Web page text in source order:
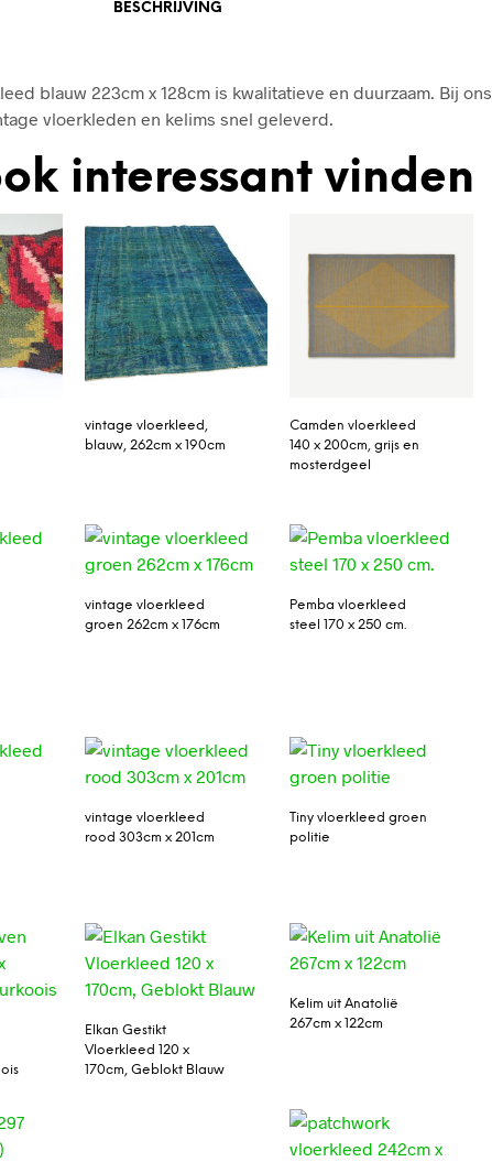
BESCHRIJVING
blauw 223cm x 128cm is kwalitatieve en duurzaam. Bij ons
vloerkleden en kelims snel geleverd.
interessant vinden
vintage vloerkleed,
blauw, 262cm x 190cm
Camden vloerkleed
140 x 200cm, grijs en
mosterdgeel
vintage vloerkleed
groen 262cm x 176cm
Pemba vloerkleed
steel 170 x 250 cm.
vintage vloerkleed
rood 303cm x 201cm
Tiny vloerkleed groen
politie
Elkan Gestikt
Vloerkleed 120 x
170cm, Geblokt Blauw
Kelim uit Anatolië
267cm x 122cm